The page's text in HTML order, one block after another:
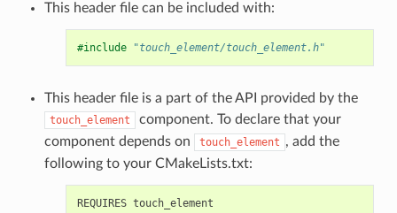
This header file can be included with:
#include "touch_element/touch_element.h"
This header file is a part of the API provided by the
touch_element
component. To declare that your
component depends on
touch_element , add the
following to your CMakeLists.txt: